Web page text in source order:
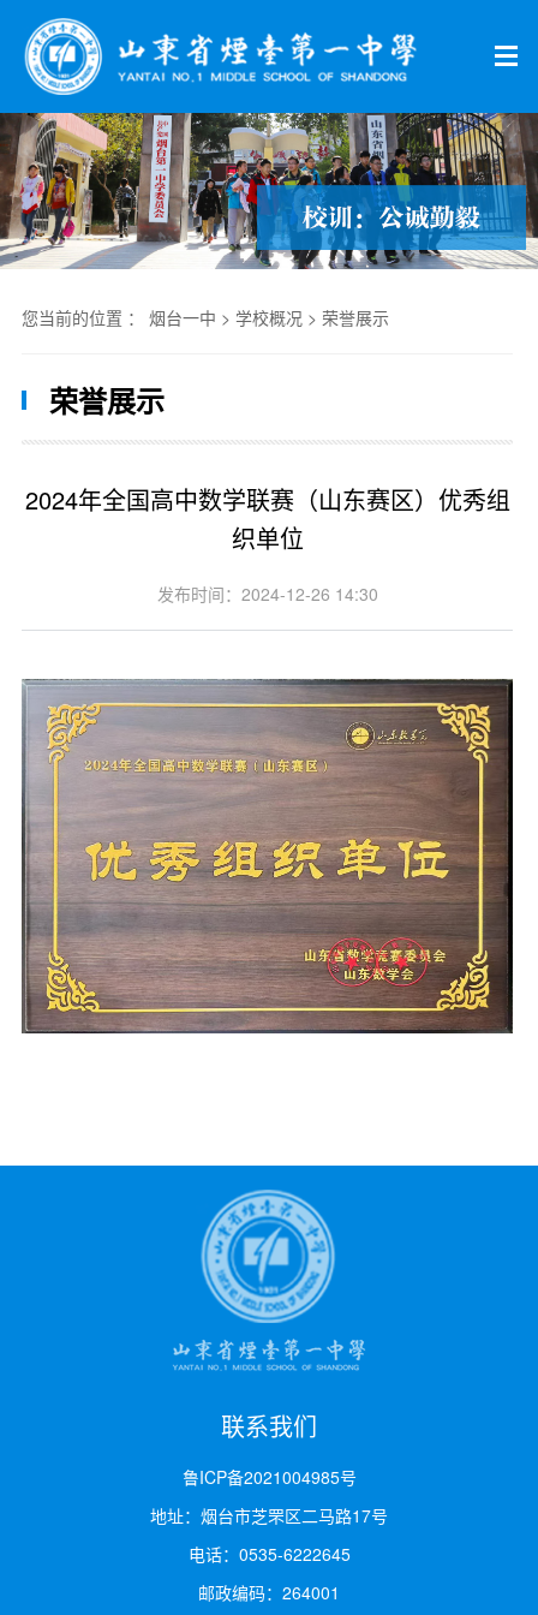
您当前的位置 ： 烟台一中 > 学校概况> 荣誉展示
荣誉展示
2024年全国高中数学联赛（山东赛区）优秀组
织单位
发布时间：2024-12-26 14:30
联系我们
鲁ICP备2021004985号
地址：烟台市芝罘区二马路17号
电话：0535-6222645
邮政编码：264001